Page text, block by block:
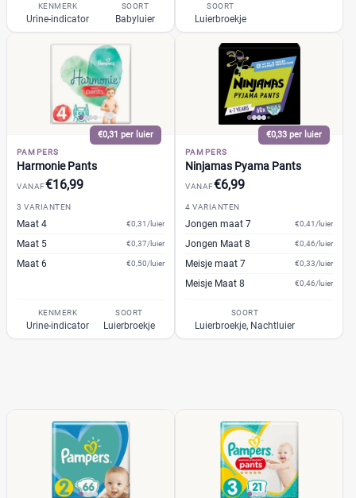
Muumi
Naty (10)
Rascal + Friends
SweetCare
Teddy Care
(8)
Toujours
Trekpleister
Wiona
Soort
Babyluier
Luierbroekje
Nachtluier
Zwemluier
Gewicht kind
0 20 40 60
Maandbox
Standaard pak (47)
Maat
KENMERK
Urine-indicator
SOORT
Babyluier
SOORT
Luierbroekje
€0,31 per luier
PAMPERS
Harmonie Pants
VANAF€16,99
3 VARIANTEN
Maat 4 €0,31/luier
Maat 5 €0,37/luier
Maat 6 €0,50/luier
KENMERK
Urine-indicator
SOORT
Luierbroekje
€0,33 per luier
PAMPERS
Ninjamas Pyama Pants
VANAF€6,99
4 VARIANTEN
Jongen maat 7 €0,41/luier
Jongen Maat 8 €0,46/luier
Meisje maat 7 €0,33/luier
Meisje Maat 8 €0,46/luier
SOORT
Luierbroekje, Nachtluier